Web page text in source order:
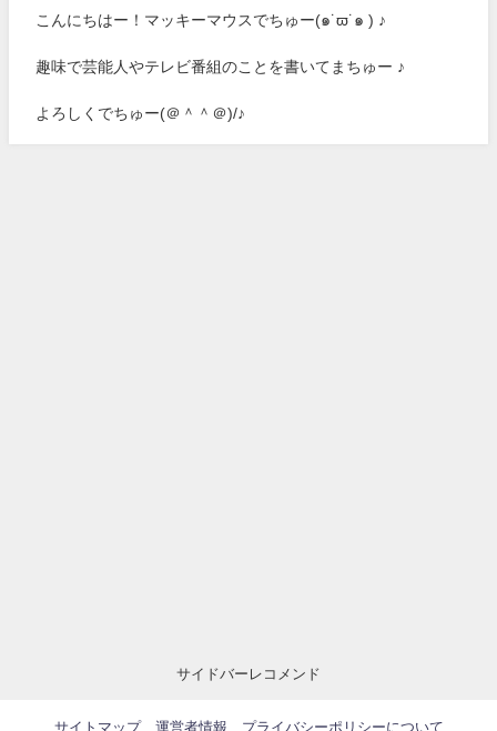
こんにちはー！マッキーマウスでちゅー(๑˙ϖ˙๑ ) ♪
趣味で芸能人やテレビ番組のことを書いてまちゅー ♪
よろしくでちゅー(＠＾＾＠)/♪
サイドバーレコメンド
サイトマップ 運営者情報 プライバシーポリシーについて